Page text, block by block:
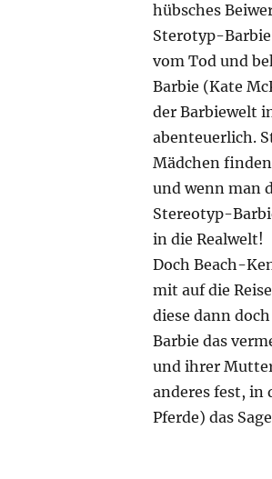
hübsches
Sterotyp-
vom Tod und
Barbie (Kate
der Barbiewelt
abenteuerlich.
Mädchen
und wenn man
Stereotyp-
in die Realwelt!
Doch Beach-
mit auf die
diese dann
Barbie das
und ihrer
anderes fest, in
Pferde) das